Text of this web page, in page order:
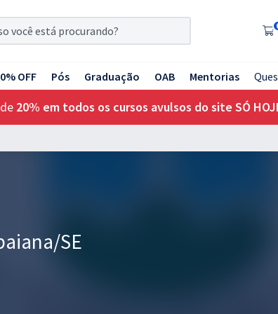
OFF Pós Graduação OAB Mentorias
20% em todos os cursos avulsos do site SÓ
SE